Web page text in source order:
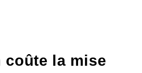
coûte la mise